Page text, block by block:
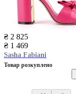
₴ 2 825
₴ 1 469
Sasha Fabiani
Товар розкуплено